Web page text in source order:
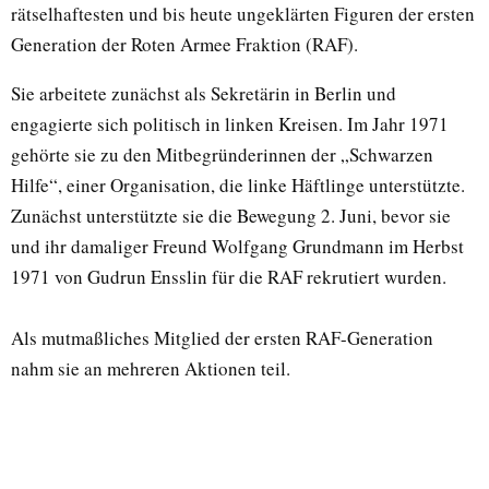
rätselhaftesten und bis heute ungeklärten Figuren der ersten
Generation der Roten Armee Fraktion (RAF).
Sie arbeitete zunächst als Sekretärin in Berlin und
engagierte sich politisch in linken Kreisen. Im Jahr 1971
gehörte sie zu den Mitbegründerinnen der „Schwarzen
Hilfe“, einer Organisation, die linke Häftlinge unterstützte.
Zunächst unterstützte sie die Bewegung 2. Juni, bevor sie
und ihr damaliger Freund Wolfgang Grundmann im Herbst
1971 von Gudrun Ensslin für die RAF rekrutiert wurden.
Als mutmaßliches Mitglied der ersten RAF-Generation
nahm sie an mehreren Aktionen teil.